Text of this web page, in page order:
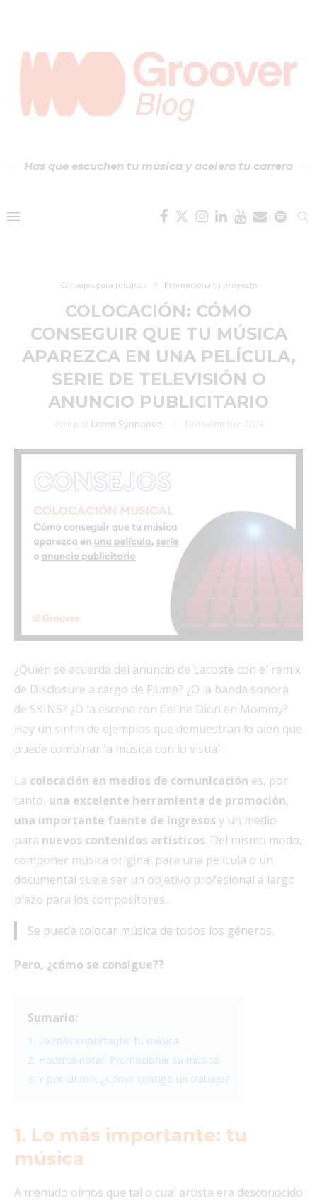
Has que escuchen tu música y acelera tu carrera
Consejos para músicos Promociona tu proyecto
COLOCACIÓN: CÓMO
CONSEGUIR QUE TU MÚSICA
APAREZCA EN UNA PELÍCULA,
SERIE DE TELEVISIÓN O
ANUNCIO PUBLICITARIO
écrit par Loren Synnaeve 10 noviembre 2023
¿Quién se acuerda del anuncio de Lacoste con el remix
de Disclosure a cargo de Flume? ¿O la banda sonora
de SKINS? ¿O la escena con Celine Dion en Mommy?
Hay un sinfín de ejemplos que demuestran lo bien que
puede combinar la música con lo visual.
La colocación en medios de comunicación es, por
tanto, una excelente herramienta de promoción,
una importante fuente de ingresos y un medio
para nuevos contenidos artísticos. Del mismo modo,
componer música original para una película o un
documental suele ser un objetivo profesional a largo
plazo para los compositores.
Se puede colocar música de todos los géneros.
Pero, ¿cómo se consigue??
Sumario:
1. Lo más importante: tu música
2. Hacerse notar: Promocionar su música
3. Y por último: ¿Cómo consigo un trabajo?
1. Lo más importante: tu
música
A menudo oímos que tal o cual artista era desconocido